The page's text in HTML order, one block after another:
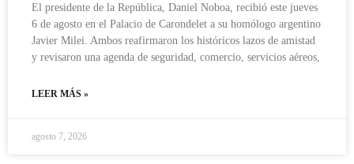
El presidente de la República, Daniel Noboa, recibió este jueves
6 de agosto en el Palacio de Carondelet a su homólogo argentino
Javier Milei. Ambos reafirmaron los históricos lazos de amistad
y revisaron una agenda de seguridad, comercio, servicios aéreos,
LEER MÁS »
agosto 7, 2026